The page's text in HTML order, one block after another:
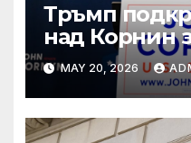
Тръмп
над Корнин
Тексас в
подкрепа
MAY 20, 2026